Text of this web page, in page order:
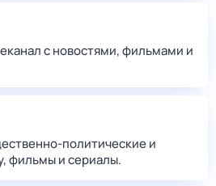
с новостями, фильмами и
политические и
фильмы и сериалы.